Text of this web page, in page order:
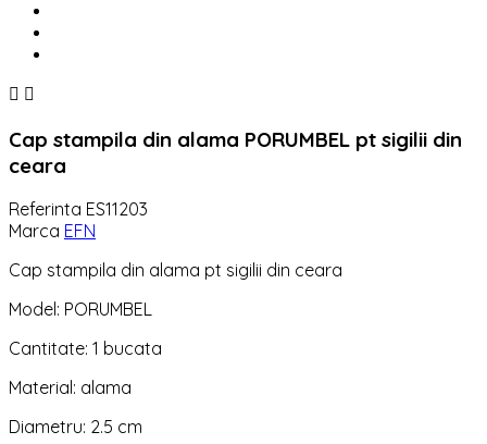
 
Cap stampila din alama PORUMBEL pt sigilii din
ceara
Referinta ES11203
Marca EFN
Cap stampila din alama pt sigilii din ceara
Model: PORUMBEL
Cantitate: 1 bucata
Material: alama
Diametru: 2.5 cm